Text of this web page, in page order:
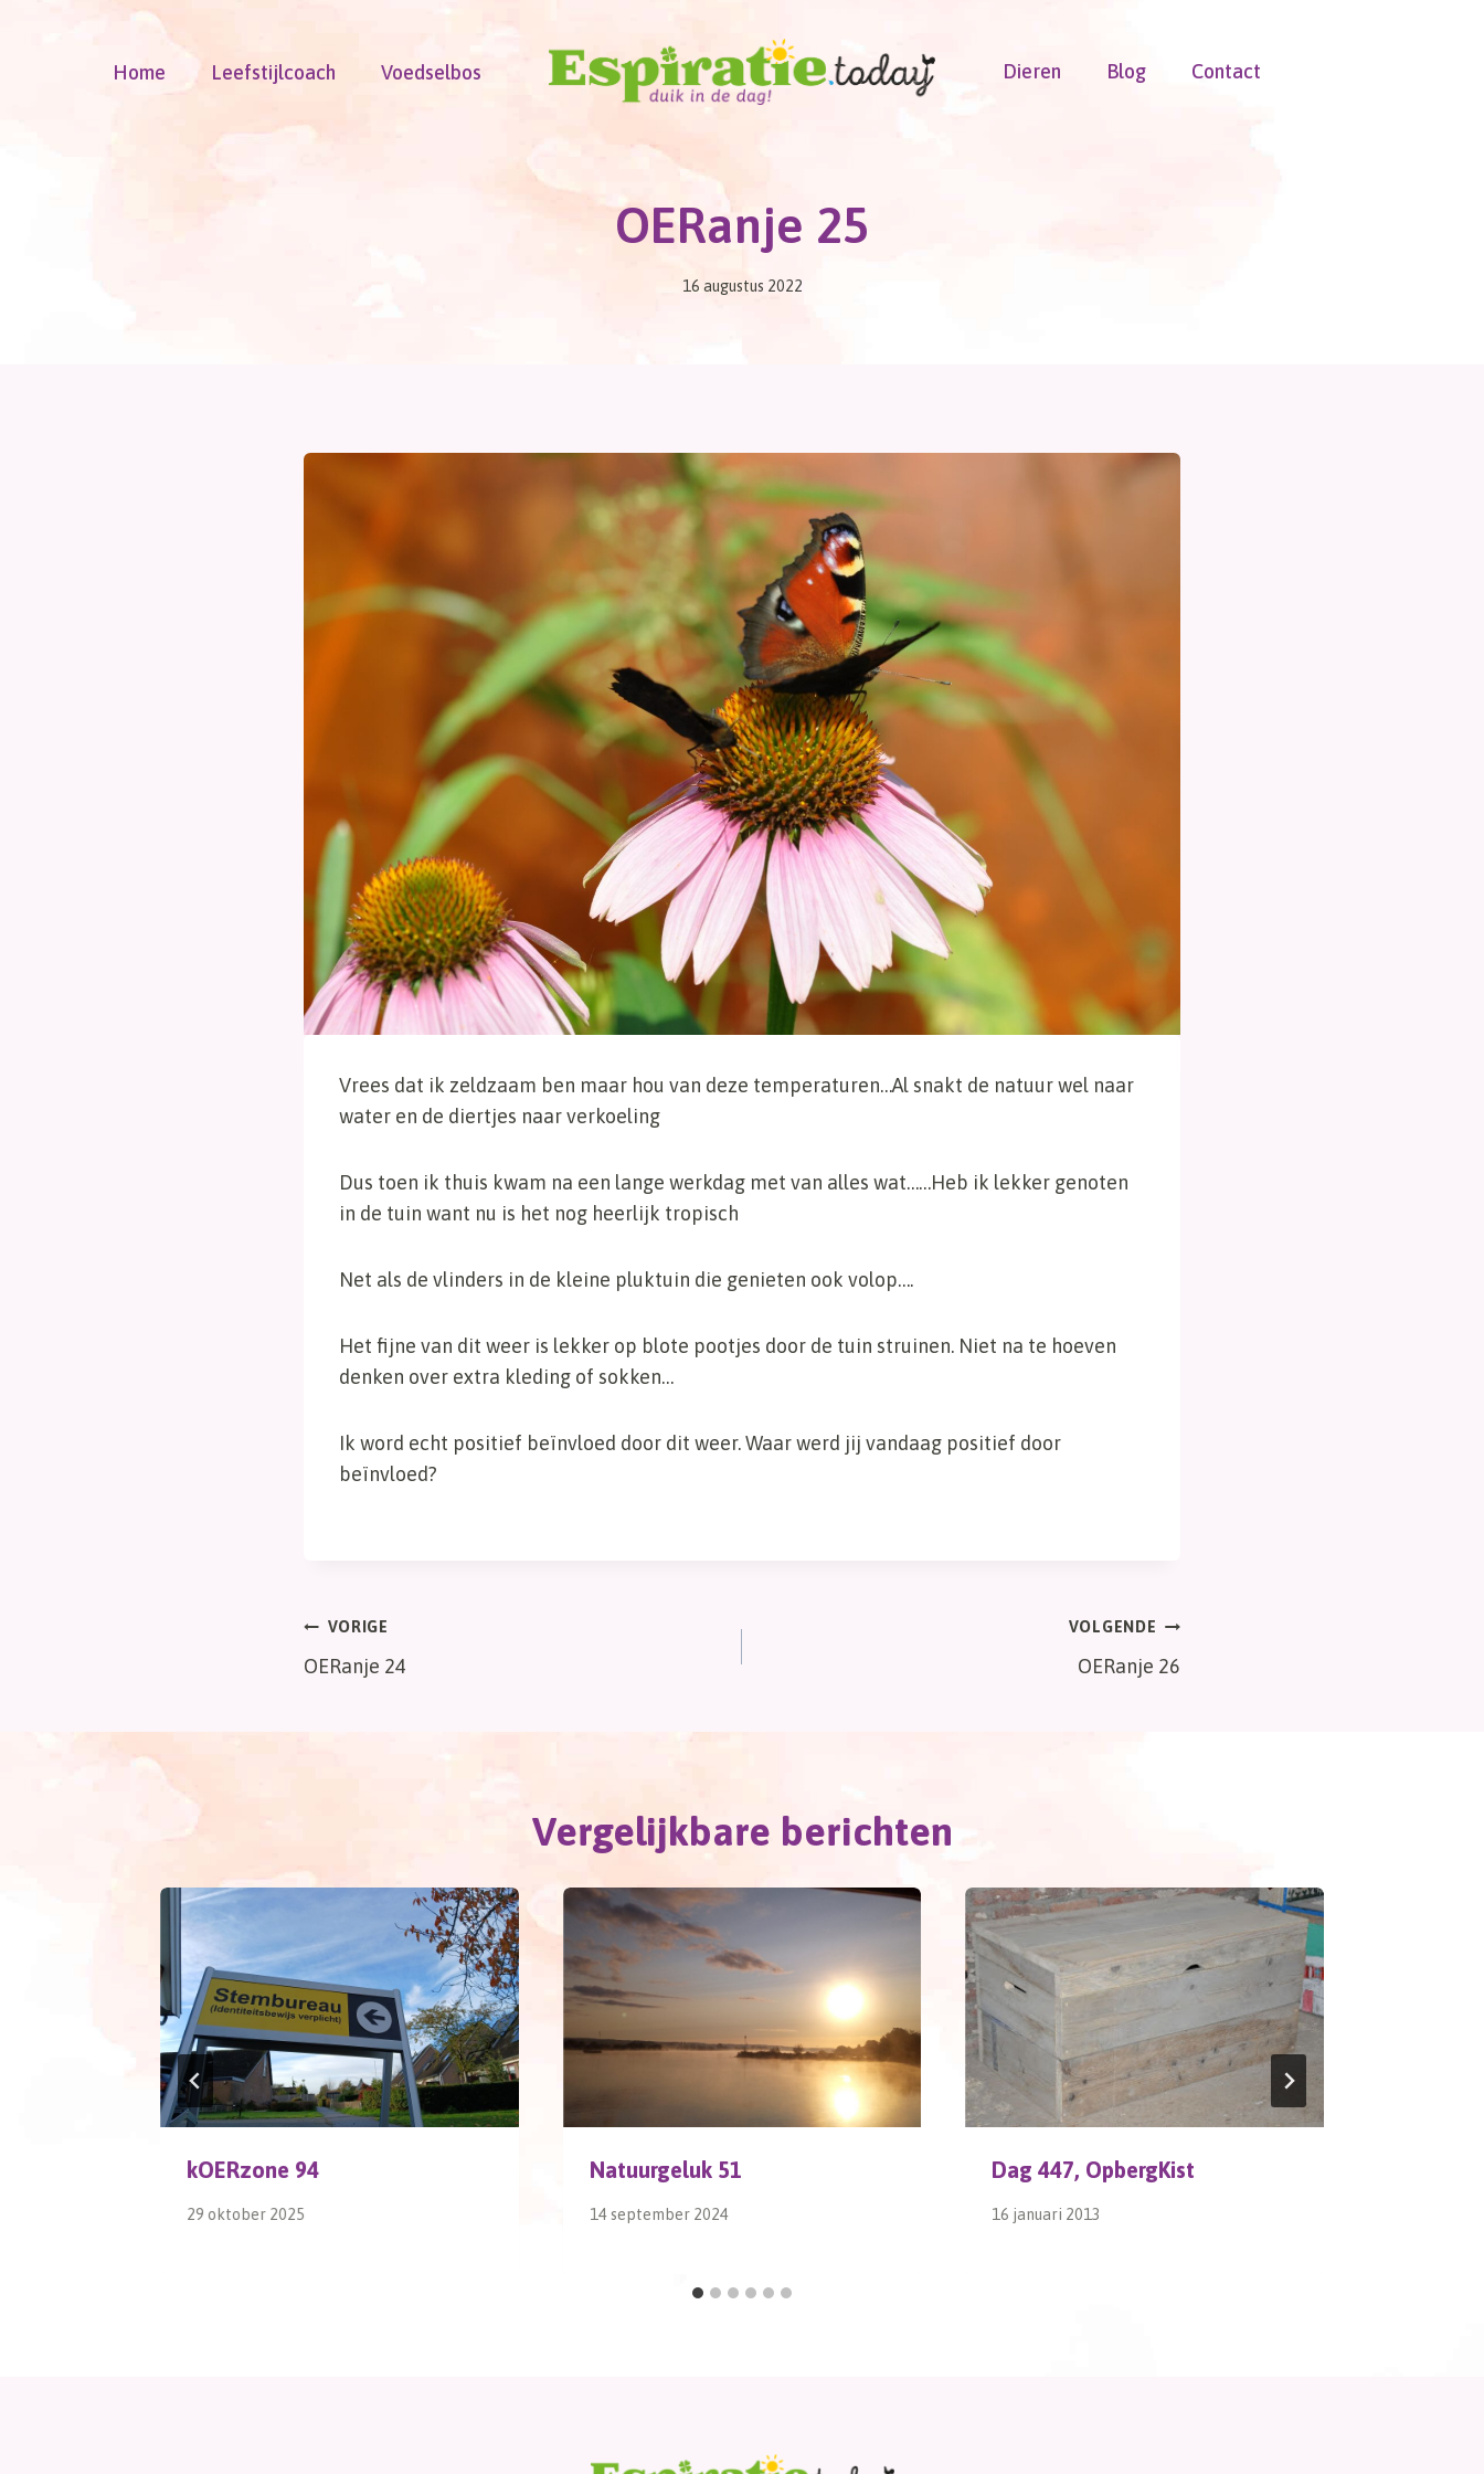
Home Leefstijlcoach Voedselbos Dieren Blog Contact
OERanje 25
16 augustus 2022
Vrees dat ik zeldzaam ben maar hou van deze temperaturen…Al snakt de natuur wel naar
water en de diertjes naar verkoeling
Dus toen ik thuis kwam na een lange werkdag met van alles wat……Heb ik lekker genoten
in de tuin want nu is het nog heerlijk tropisch
Net als de vlinders in de kleine pluktuin die genieten ook volop….
Het fijne van dit weer is lekker op blote pootjes door de tuin struinen. Niet na te hoeven
denken over extra kleding of sokken…
Ik word echt positief beïnvloed door dit weer. Waar werd jij vandaag positief door
beïnvloed?
Bericht
VORIGE
OERanje 24
VOLGENDE
OERanje 26
Vergelijkbare berichten
kOERzone 94
29 oktober 2025
Natuurgeluk 51
14 september 2024
Dag 447, OpbergKist
16 januari 2013